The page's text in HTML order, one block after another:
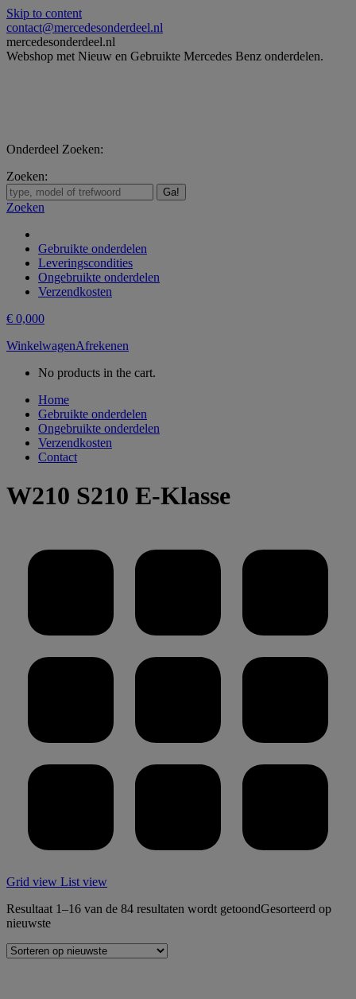
Skip to content
contact@mercedesonderdeel.nl
mercedesonderdeel.nl
Webshop met Nieuw en Gebruikte Mercedes Benz onderdelen.
Onderdeel Zoeken:
Zoeken:
Zoeken
Gebruikte onderdelen
Leveringscondities
Ongebruikte onderdelen
Verzendkosten
€ 0,000
WinkelwagenAfrekenen
No products in the cart.
Home
Gebruikte onderdelen
Ongebruikte onderdelen
Verzendkosten
Contact
W210 S210 E-Klasse
Grid view List view
Resultaat 1–16 van de 84 resultaten wordt getoondGesorteerd op
nieuwste